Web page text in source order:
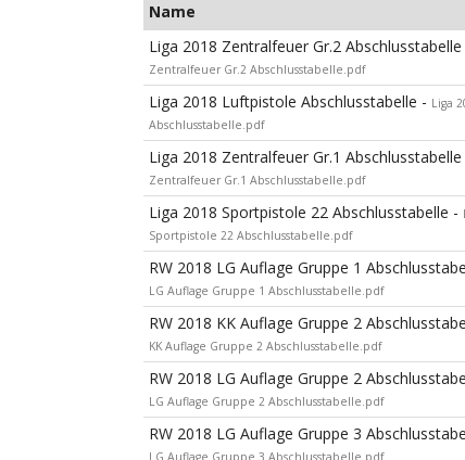
Name
Liga 2018 Zentralfeuer Gr.2 Abschlusstabelle
Zentralfeuer Gr.2 Abschlusstabelle.pdf
Liga 2018 Luftpistole Abschlusstabelle - Liga
Abschlusstabelle.pdf
Liga 2018 Zentralfeuer Gr.1 Abschlusstabelle
Zentralfeuer Gr.1 Abschlusstabelle.pdf
Liga 2018 Sportpistole 22 Abschlusstabelle -
Sportpistole 22 Abschlusstabelle.pdf
RW 2018 LG Auflage Gruppe 1
LG Auflage Gruppe 1 Abschlusstabelle.pdf
RW 2018 KK Auflage Gruppe 2
KK Auflage Gruppe 2 Abschlusstabelle.pdf
RW 2018 LG Auflage Gruppe 2
LG Auflage Gruppe 2 Abschlusstabelle.pdf
RW 2018 LG Auflage Gruppe 3
LG Auflage Gruppe 3 Abschlusstabelle.pdf